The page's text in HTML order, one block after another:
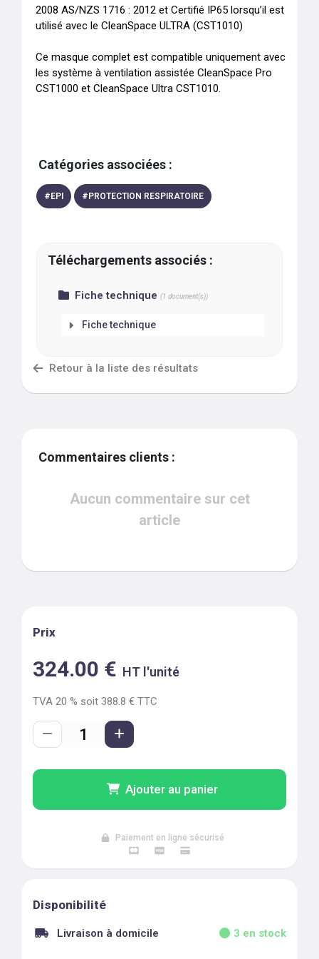
2008 AS/NZS 1716 : 2012 et Certifié IP65 lorsqu’il est
utilisé avec le CleanSpace ULTRA (CST1010)
Ce masque complet est compatible uniquement avec
les système à ventilation assistée CleanSpace Pro
CST1000 et CleanSpace Ultra CST1010.
Catégories associées :
# EPI # PROTECTION RESPIRATOIRE
Téléchargements associés :
Fiche technique (1 document(s))
Fiche technique
Retour à la liste des résultats
Commentaires clients :
Aucun commentaire sur cet
article
Prix
324.00 € HT l'unité
TVA 20 % soit 388.8 € TTC
Ajouter au panier
Paiement en ligne sécurisé
Disponibilité
Livraison à domicile 3 en stock